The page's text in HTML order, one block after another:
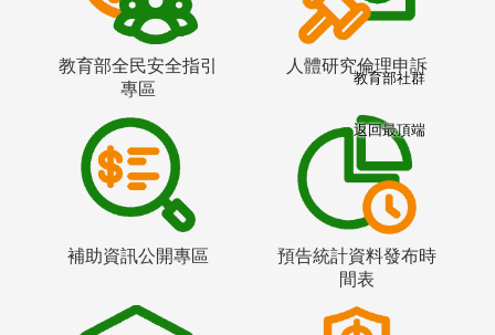
教育部全民安全指引
專區
人體研究倫理申訴
補助資訊公開專區
預告統計資料發布時
間表
教育部社群
返回最頂端